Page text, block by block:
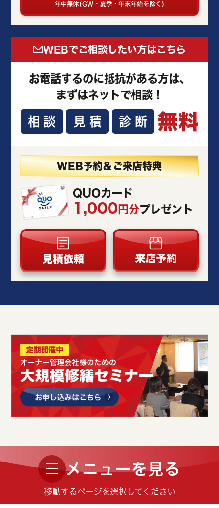
年中無休(GW・夏季・年末年始を除く)
WEBでご相談したい方はこちら
お電話するのに抵抗がある方は、
まずはネットで相談！
相談 見積 診断 無料
WEB予約＆ご来店特典
QUOカード
1,000円分プレゼント
メニューを見る
移動するページを選択してください